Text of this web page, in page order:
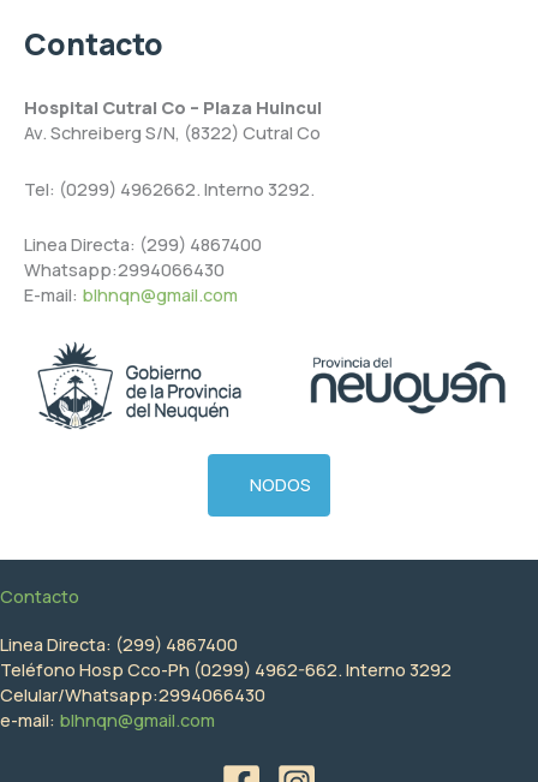
Contacto
Hospital Cutral Co – Plaza Huincul
Av. Schreiberg S/N, (8322) Cutral Co
Tel: (0299) 4962662. Interno 3292.
Linea Directa: (299) 4867400
Whatsapp:2994066430
E-mail: blhnqn@gmail.com
NODOS
Contacto
Linea Directa: (299) 4867400
Teléfono Hosp Cco-Ph (0299) 4962-662. Interno 3292
Celular/Whatsapp:2994066430
e-mail: blhnqn@gmail.com